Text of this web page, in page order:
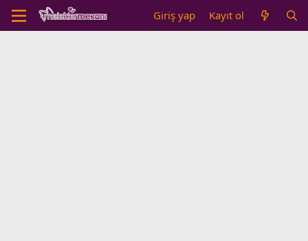
Giriş yap Kayıt ol